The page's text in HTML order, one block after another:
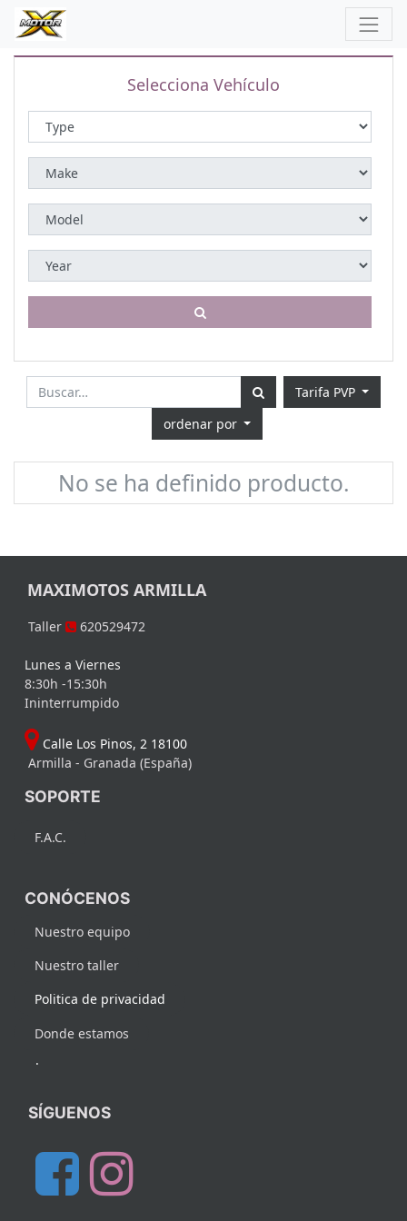
Selecciona Vehículo
Tarifa PVP
ordenar por
No se ha definido producto.
MAXIMOTOS ARMILLA
Taller 620529472
Lunes a Viernes
8:30h -15:30h
Ininterrumpido
Calle Los Pinos, 2 18100
Armilla - Granada (España)
SOPORTE
F.A.C.
CONÓCENOS
Nuestro equipo
Nuestro taller
Politica de privacidad
Donde estamos
.
SÍGUENOS